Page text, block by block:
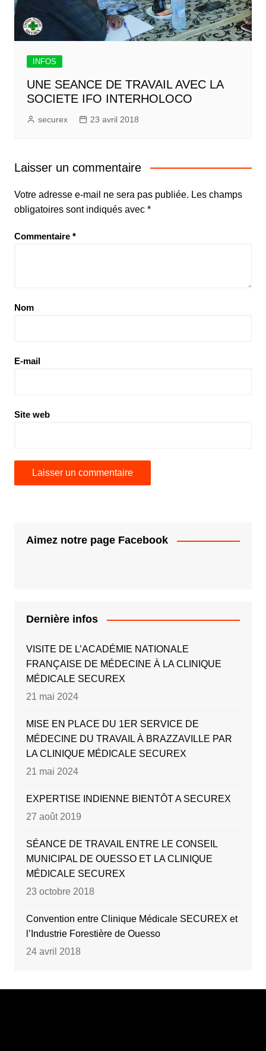
INFOS
UNE SEANCE DE TRAVAIL AVEC LA
SOCIETE IFO INTERHOLOCO
securex 23 avril 2018
Laisser un commentaire
Votre adresse e-mail ne sera pas publiée. Les champs
obligatoires sont indiqués avec *
Commentaire *
Nom
E-mail
Site web
Aimez notre page Facebook
Dernière infos
VISITE DE L’ACADÉMIE NATIONALE
FRANÇAISE DE MÉDECINE À LA CLINIQUE
MÉDICALE SECUREX
21 mai 2024
MISE EN PLACE DU 1ER SERVICE DE
MÉDECINE DU TRAVAIL À BRAZZAVILLE PAR
LA CLINIQUE MÉDICALE SECUREX
21 mai 2024
EXPERTISE INDIENNE BIENTÔT A SECUREX
27 août 2019
SÉANCE DE TRAVAIL ENTRE LE CONSEIL
MUNICIPAL DE OUESSO ET LA CLINIQUE
MÉDICALE SECUREX
23 octobre 2018
Convention entre Clinique Médicale SECUREX et
l’Industrie Forestière de Ouesso
24 avril 2018